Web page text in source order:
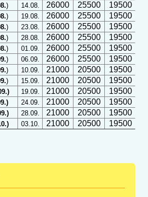
) 14.08. 26000 25500 19500
) 19.08. 26000 25500 19500
) 23.08. 26000 25500 19500
) 28.08. 26000 25500 19500
) 01.09. 26000 25500 19500
) 06.09. 26000 25500 19500
) 10.09. 21000 20500 19500
) 15.09. 21000 20500 19500
19.09. 21000 20500 19500
24.09. 21000 20500 19500
28.09. 21000 20500 19500
03.10. 21000 20500 19500